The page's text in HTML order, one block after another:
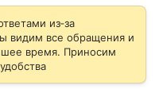
из‑за
видим все обращения и
время. Приносим